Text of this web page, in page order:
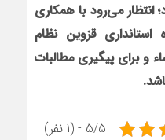
انتظار می‌رود با همکاری
استانداری قزوین نظام
و برای پیگیری مطالبات
.
5/5 - (1 نفر)